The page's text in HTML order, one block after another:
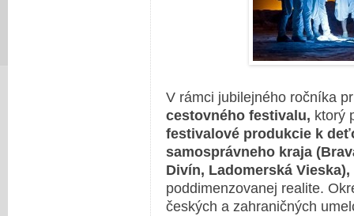
V rámci jubilejného ročníka
cestovného festivalu, ktorý
festivalové produkcie k
samosprávneho kraja
Divín, Ladomerská Vieska),
poddimenzovanej realite.
českých a zahraničných